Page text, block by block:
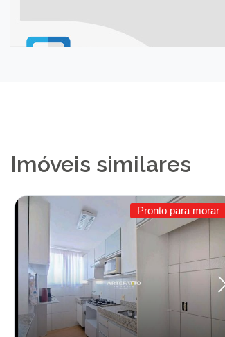
Imóveis similares
Pronto para morar